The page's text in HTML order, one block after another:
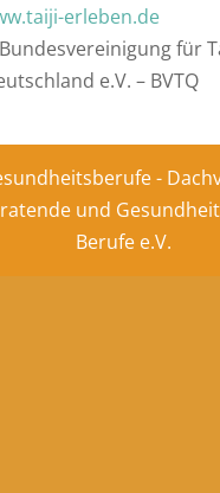
erleben.de
für
e.V. – BVTQ
-
und
Berufe e.V.